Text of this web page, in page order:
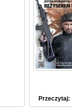
Przeczytaj: